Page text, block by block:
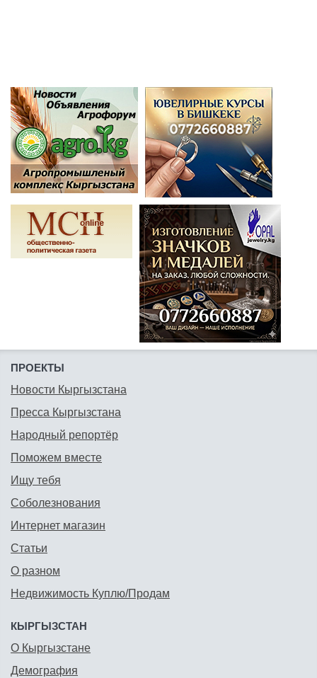
ПРОЕКТЫ
Новости Кыргызстана
Пресса Кыргызстана
Народный репортёр
Поможем вместе
Ищу тебя
Соболезнования
Интернет магазин
Статьи
О разном
Недвижимость Куплю/Продам
КЫРГЫЗСТАН
О Кыргызстане
Демография